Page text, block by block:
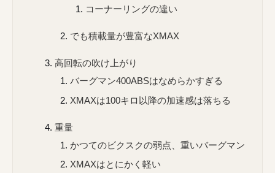
コーナーリングの違い
でも積載量が豊富なXMAX
高回転の吹け上がり
バーグマン400ABSはなめらかすぎる
XMAXは100キロ以降の加速感は落ちる
重量
かつてのビクスクの弱点、重いバーグマン
XMAXはとにかく軽い